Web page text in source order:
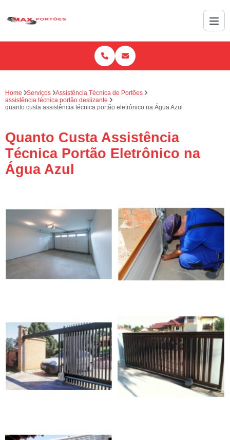
Home Serviços
Assistência Técnica de Portões
assistência técnica portão deslizante
quanto custa assistência técnica portão eletrônico na Água Azul
Quanto Custa Assistência
Técnica Portão Eletrônico na
Água Azul